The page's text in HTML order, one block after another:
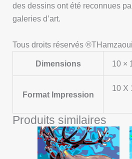
des dessins ont été reconnues
galeries d’art.
Tous droits réservés ®THamzaoui
Dimensions 10 ×
Format Impression
10 X
Produits similaires